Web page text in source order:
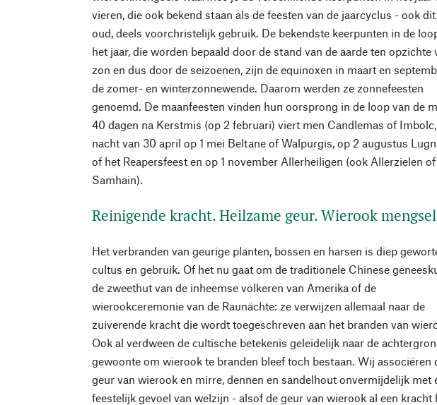
vieren, die ook bekend staan als de feesten van de jaarcyclus - ook
oud, deels voorchristelijk gebruik. De bekendste keerpunten in de
het jaar, die worden bepaald door de stand van de aarde ten opzichte
zon en dus door de seizoenen, zijn de equinoxen in maart en
de zomer- en winterzonnewende. Daarom werden ze zonnefeesten
genoemd. De maanfeesten vinden hun oorsprong in de loop van de
40 dagen na Kerstmis (op 2 februari) viert men Candlemas of
nacht van 30 april op 1 mei Beltane of Walpurgis, op 2 augustus
of het Reapersfeest en op 1 november Allerheiligen (ook Allerzielen of
Samhain).
Reinigende kracht. Heilzame geur. Wierook
Het verbranden van geurige planten, bossen en harsen is diep
cultus en gebruik. Of het nu gaat om de traditionele Chinese
de zweethut van de inheemse volkeren van Amerika of de
wierookceremonie van de Raunächte: ze verwijzen allemaal naar de
zuiverende kracht die wordt toegeschreven aan het branden van
Ook al verdween de cultische betekenis geleidelijk naar de
gewoonte om wierook te branden bleef toch bestaan. Wij associëren
geur van wierook en mirre, dennen en sandelhout onvermijdelijk met
feestelijk gevoel van welzijn - alsof de geur van wierook al een kracht